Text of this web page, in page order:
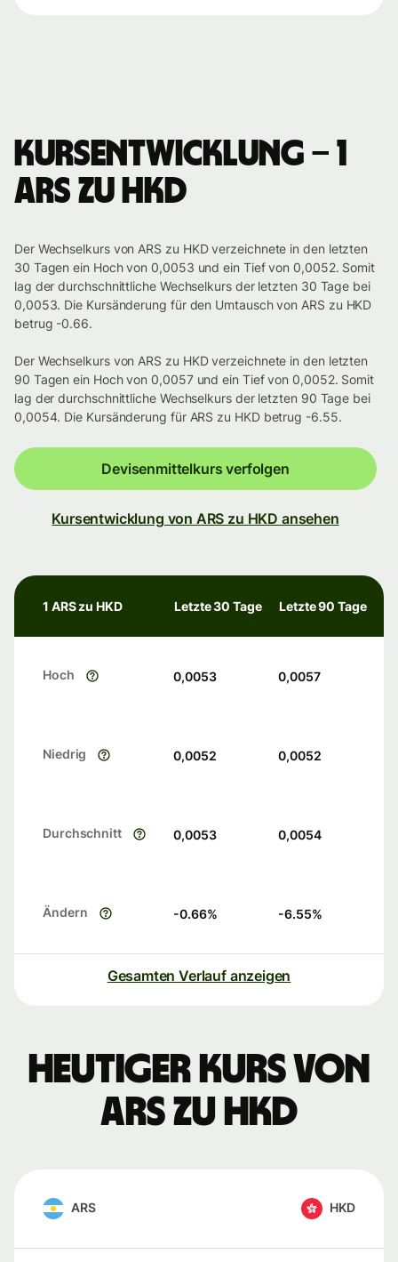
Kursentwicklung – 1
ARS zu HKD
Der Wechselkurs von ARS zu HKD verzeichnete in den letzten
30 Tagen ein Hoch von 0,0053 und ein Tief von 0,0052. Somit
lag der durchschnittliche Wechselkurs der letzten 30 Tage bei
0,0053. Die Kursänderung für den Umtausch von ARS zu HKD
betrug -0.66.
Der Wechselkurs von ARS zu HKD verzeichnete in den letzten
90 Tagen ein Hoch von 0,0057 und ein Tief von 0,0052. Somit
lag der durchschnittliche Wechselkurs der letzten 90 Tage bei
0,0054. Die Kursänderung für ARS zu HKD betrug -6.55.
Devisenmittelkurs verfolgen
Kursentwicklung von ARS zu HKD ansehen
1 ARS zu HKD Letzte 30 Tage Letzte 90 Tage
Hoch 0,0053 0,0057
Niedrig 0,0052 0,0052
Durchschnitt 0,0053 0,0054
Ändern -0.66% -6.55%
Gesamten Verlauf anzeigen
Heutiger Kurs von
ARS zu HKD
ARS HKD